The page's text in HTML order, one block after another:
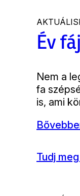
AKTUÁLIS
Év
Nem a
fa
is, ami
Tudj